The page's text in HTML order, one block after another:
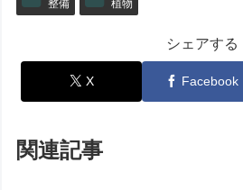
整備 植物
シェアする
X Facebook
関連記事